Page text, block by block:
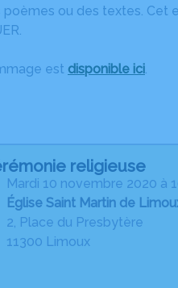
ou des textes.
est disponible ici.
religieuse
mardi 10 novembre 2020 à
Église Saint Martin de
2, Place du Presbytère
11300 Limoux